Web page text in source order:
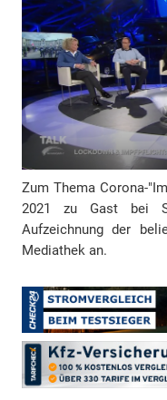
d
r
e
s
s
Zum Thema Corona-
2021 zu Gast bei
Aufzeichnung der
Mediathek an.